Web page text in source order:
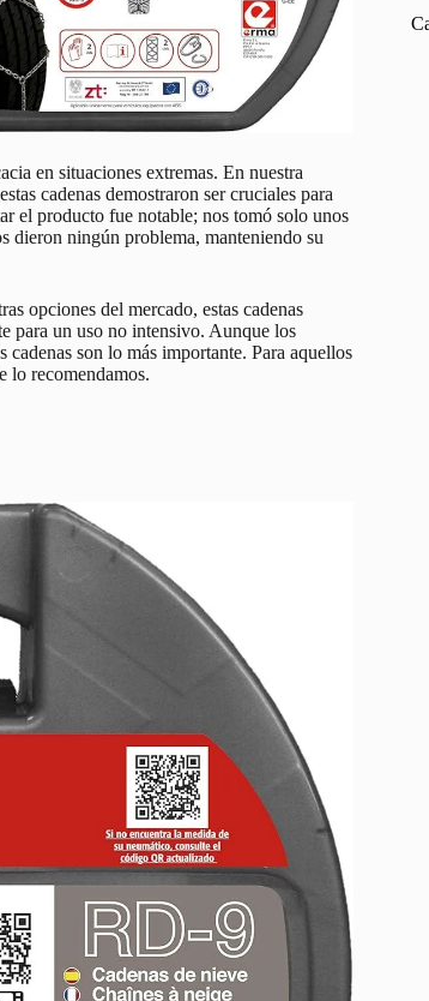
en situaciones extremas. En nuestra
cadenas demostraron ser cruciales para
el producto fue notable; nos tomó solo unos
dieron ningún problema, manteniendo su
opciones del mercado, estas cadenas
para un uso no intensivo. Aunque los
son lo más importante. Para aquellos
lo recomendamos.